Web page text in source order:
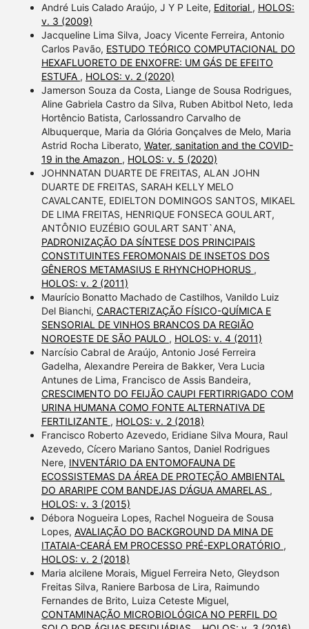
André Luis Calado Araújo, J Y P Leite, Editorial , HOLOS:
v. 3 (2009)
Jacqueline Lima Silva, Joacy Vicente Ferreira, Antonio
Carlos Pavão, ESTUDO TEÓRICO COMPUTACIONAL DO
HEXAFLUORETO DE ENXOFRE: UM GÁS DE EFEITO
ESTUFA , HOLOS: v. 2 (2020)
Jamerson Souza da Costa, Liange de Sousa Rodrigues,
Aline Gabriela Castro da Silva, Ruben Abitbol Neto, Ieda
Hortêncio Batista, Carlossandro Carvalho de
Albuquerque, Maria da Glória Gonçalves de Melo, Maria
Astrid Rocha Liberato, Water, sanitation and the COVID-
19 in the Amazon , HOLOS: v. 5 (2020)
JOHNNATAN DUARTE DE FREITAS, ALAN JOHN
DUARTE DE FREITAS, SARAH KELLY MELO
CAVALCANTE, EDIELTON DOMINGOS SANTOS, MIKAEL
DE LIMA FREITAS, HENRIQUE FONSECA GOULART,
ANTÔNIO EUZÉBIO GOULART SANT`ANA,
PADRONIZAÇÃO DA SÍNTESE DOS PRINCIPAIS
CONSTITUINTES FEROMONAIS DE INSETOS DOS
GÊNEROS METAMASIUS E RHYNCHOPHORUS ,
HOLOS: v. 2 (2011)
Maurício Bonatto Machado de Castilhos, Vanildo Luiz
Del Bianchi, CARACTERIZAÇÃO FÍSICO-QUÍMICA E
SENSORIAL DE VINHOS BRANCOS DA REGIÃO
NOROESTE DE SÃO PAULO , HOLOS: v. 4 (2011)
Narcísio Cabral de Araújo, Antonio José Ferreira
Gadelha, Alexandre Pereira de Bakker, Vera Lucia
Antunes de Lima, Francisco de Assis Bandeira,
CRESCIMENTO DO FEIJÃO CAUPI FERTIRRIGADO COM
URINA HUMANA COMO FONTE ALTERNATIVA DE
FERTILIZANTE , HOLOS: v. 2 (2018)
Francisco Roberto Azevedo, Eridiane Silva Moura, Raul
Azevedo, Cícero Mariano Santos, Daniel Rodrigues
Nere, INVENTÁRIO DA ENTOMOFAUNA DE
ECOSSISTEMAS DA ÁREA DE PROTEÇÃO AMBIENTAL
DO ARARIPE COM BANDEJAS D’ÁGUA AMARELAS ,
HOLOS: v. 3 (2015)
Débora Nogueira Lopes, Rachel Nogueira de Sousa
Lopes, AVALIAÇÃO DO BACKGROUND DA MINA DE
ITATAIA-CEARÁ EM PROCESSO PRÉ-EXPLORATÓRIO ,
HOLOS: v. 2 (2018)
Maria alcilene Morais, Miguel Ferreira Neto, Gleydson
Freitas Silva, Raniere Barbosa de Lira, Raimundo
Fernandes de Brito, Luiza Ceteste Miguel,
CONTAMINAÇÃO MICROBIOLÓGICA NO PERFIL DO